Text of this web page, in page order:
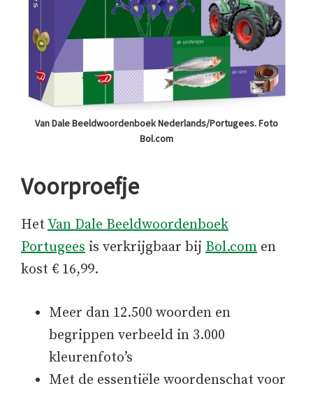
Van Dale Beeldwoordenboek Nederlands/Portugees. Foto
Bol.com
Voorproefje
Het Van Dale Beeldwoordenboek
Portugees is verkrijgbaar bij Bol.com en
kost € 16,99.
Meer dan 12.500 woorden en
begrippen verbeeld in 3.000
kleurenfoto’s
Met de essentiële woordenschat voor